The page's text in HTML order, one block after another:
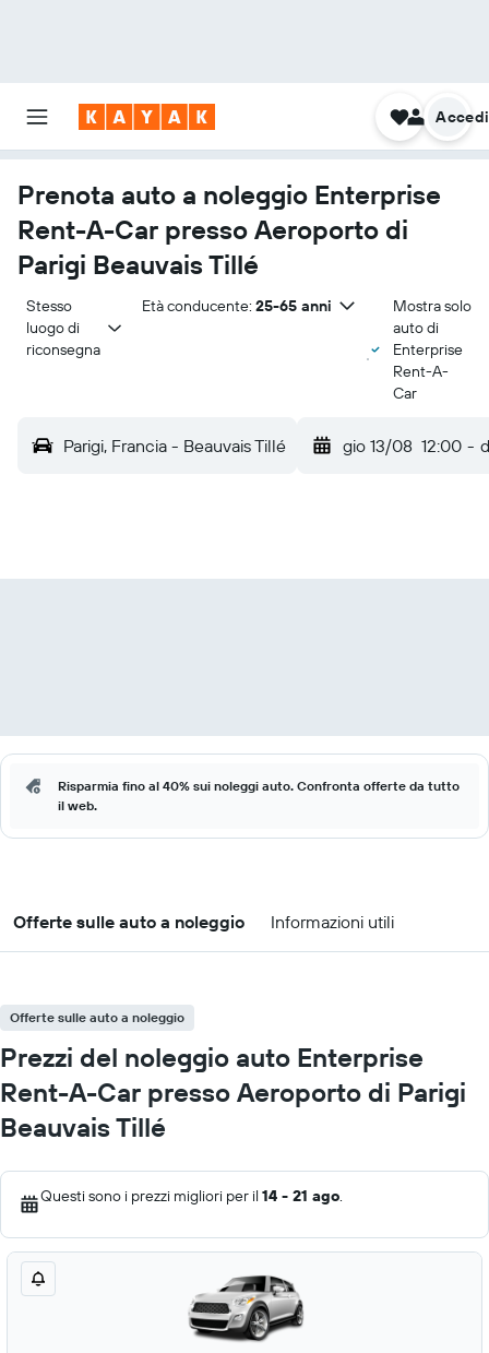
Accedi
Prenota auto a noleggio Enterprise
Rent-A-Car presso Aeroporto di
Parigi Beauvais Tillé
Stesso
luogo di
riconsegna
Età conducente: 25-65 anni
Mostra solo
auto di
Enterprise
Rent-A-
Car
Parigi, Francia - Beauvais Tillé gio 13/08 12:00 -
Risparmia fino al 40% sui noleggi auto. Confronta offerte da tutto
il web.
Offerte sulle auto a noleggio Informazioni utili
Offerte sulle auto a noleggio
Prezzi del noleggio auto Enterprise
Rent-A-Car presso Aeroporto di Parigi
Beauvais Tillé
Questi sono i prezzi migliori per il 14 - 21 ago.